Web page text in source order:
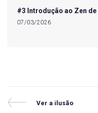
#3 Introdução ao Zen
07/03/2026
Navegação
Previous
Ver a ilusão